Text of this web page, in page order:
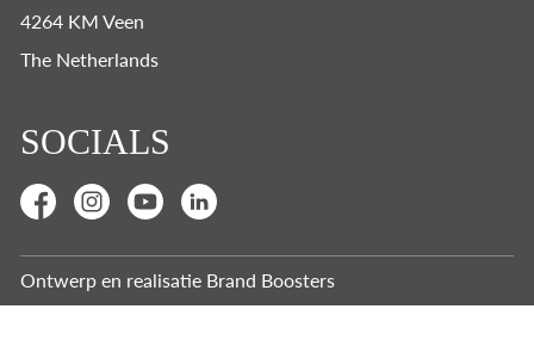
4264 KM Veen
The Netherlands
SOCIALS
Ontwerp en realisatie Brand Boosters